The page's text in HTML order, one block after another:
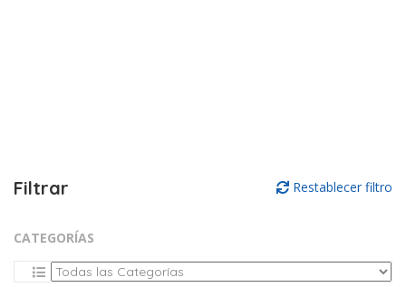
Filtrar Restablecer filtro
CATEGORÍAS